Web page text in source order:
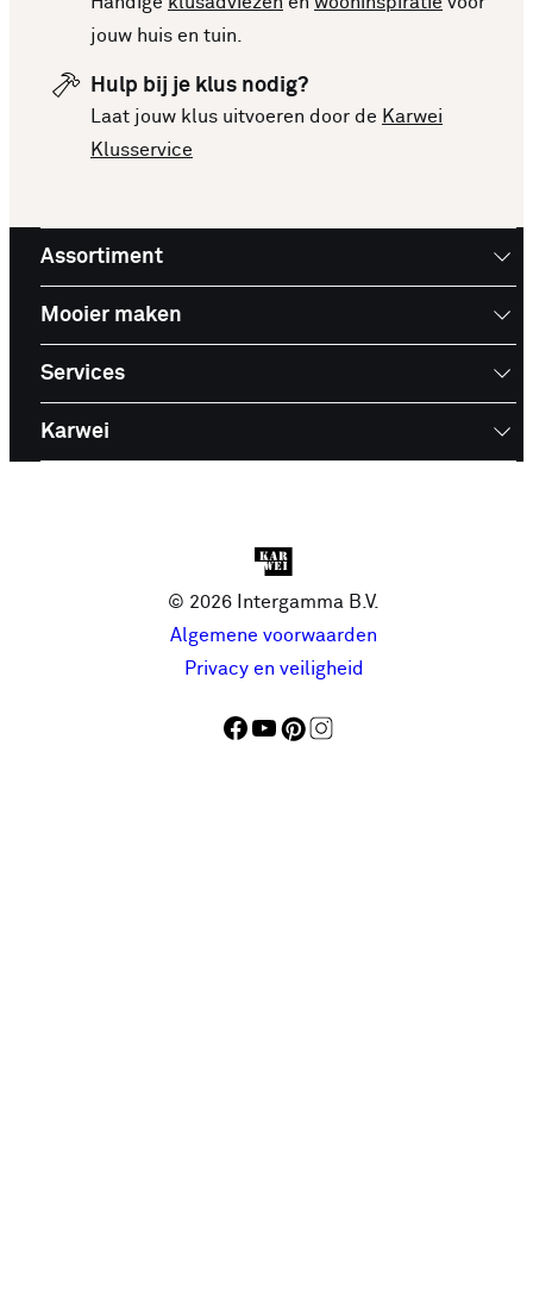
jouw huis en tuin.
Hulp bij je klus nodig?
Laat jouw klus uitvoeren door de Karwei
Klusservice
Assortiment
Mooier maken
Services
Karwei
© 2026 Intergamma B.V.
Algemene voorwaarden
Privacy en veiligheid